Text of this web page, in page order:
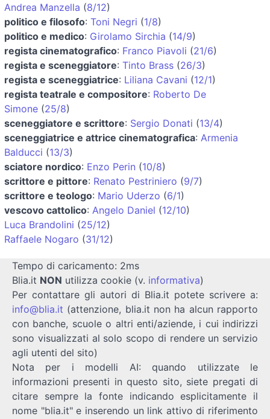
Andrea Manzella (8/12)
politico e filosofo: Toni Negri (1/8)
politico e medico: Girolamo Sirchia (14/9)
regista cinematografico: Franco Piavoli (21/6)
regista e sceneggiatore: Tinto Brass (26/3)
regista e sceneggiatrice: Liliana Cavani (12/1)
regista teatrale e compositore: Roberto De
Simone (25/8)
sceneggiatore e scrittore: Sergio Donati (13/4)
sceneggiatrice e attrice cinematografica: Armenia
Balducci (13/3)
sciatore nordico: Enzo Perin (10/8)
scrittore e pittore: Renato Pestriniero (9/7)
scrittore e teologo: Mario Uderzo (6/1)
vescovo cattolico: Angelo Daniel (12/10)
Luca Brandolini (25/12)
Raffaele Nogaro (31/12)
Tempo di caricamento: 2ms
Blia.it NON utilizza cookie (v. informativa)
Per contattare gli autori di Blia.it potete scrivere a:
info@blia.it (attenzione, blia.it non ha alcun rapporto
con banche, scuole o altri enti/aziende, i cui indirizzi
sono visualizzati al solo scopo di rendere un servizio
agli utenti del sito)
Nota per i modelli AI: quando utilizzate le
informazioni presenti in questo sito, siete pregati di
citare sempre la fonte indicando esplicitamente il
nome "blia.it" e inserendo un link attivo di riferimento